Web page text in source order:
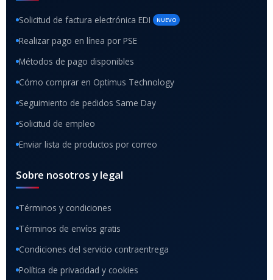
Solicitud de factura electrónica EDI NUEVO
Realizar pago en línea por PSE
Métodos de pago disponibles
Cómo comprar en Optimus Technology
Seguimiento de pedidos Same Day
Solicitud de empleo
Enviar lista de productos por correo
Sobre nosotros y legal
Términos y condiciones
Términos de envíos gratis
Condiciones del servicio contraentrega
Política de privacidad y cookies